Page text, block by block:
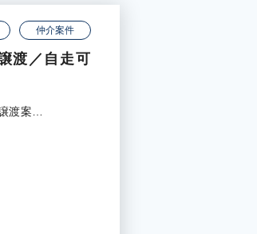
仲介案件
渡／自走可
渡案…